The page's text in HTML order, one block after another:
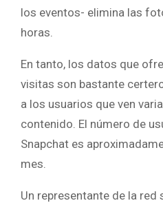
los eventos- elimina las
horas.
En tanto, los datos que
visitas son bastante
a los usuarios que ven
contenido. El número de
Snapchat es
mes.
Un representante de la